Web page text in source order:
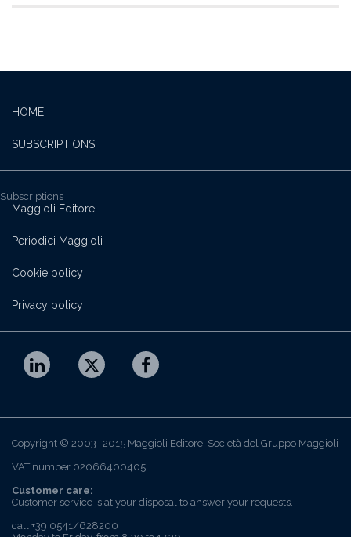
HOME
SUBSCRIPTIONS
Subscriptions
Maggioli Editore
Periodici Maggioli
Cookie policy
Privacy policy
Copyright © 2003- 2015 Maggioli Editore, Società del Gruppo Maggioli
VAT number 02066400405
Customer care:
Customer service is at your disposal to answer your requests.
call +39 0541/628200